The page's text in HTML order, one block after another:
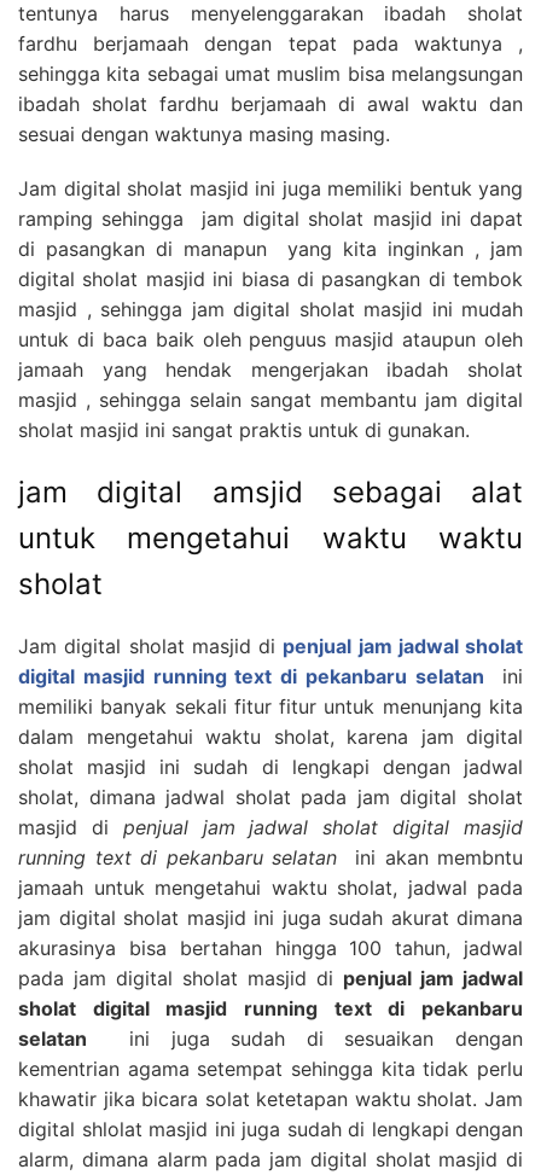
tentunya harus menyelenggarakan ibadah sholat
fardhu berjamaah dengan tepat pada waktunya ,
sehingga kita sebagai umat muslim bisa melangsungan
ibadah sholat fardhu berjamaah di awal waktu dan
sesuai dengan waktunya masing masing.
Jam digital sholat masjid ini juga memiliki bentuk yang
ramping sehingga jam digital sholat masjid ini dapat
di pasangkan di manapun yang kita inginkan , jam
digital sholat masjid ini biasa di pasangkan di tembok
masjid , sehingga jam digital sholat masjid ini mudah
untuk di baca baik oleh penguus masjid ataupun oleh
jamaah yang hendak mengerjakan ibadah sholat
masjid , sehingga selain sangat membantu jam digital
sholat masjid ini sangat praktis untuk di gunakan.
jam digital amsjid sebagai alat
untuk mengetahui waktu waktu
sholat
Jam digital sholat masjid di penjual jam jadwal sholat
digital masjid running text di pekanbaru selatan
ini
memiliki banyak sekali fitur fitur untuk menunjang kita
dalam mengetahui waktu sholat, karena jam digital
sholat masjid ini sudah di lengkapi dengan jadwal
sholat, dimana jadwal sholat pada jam digital sholat
masjid di penjual jam jadwal sholat digital masjid
running text di pekanbaru selatan ini akan membntu
jamaah untuk mengetahui waktu sholat, jadwal pada
jam digital sholat masjid ini juga sudah akurat dimana
akurasinya bisa bertahan hingga 100 tahun, jadwal
pada jam digital sholat masjid di penjual jam jadwal
sholat digital masjid running text di pekanbaru
selatan ini juga sudah di sesuaikan dengan
kementrian agama setempat sehingga kita tidak perlu
khawatir jika bicara solat ketetapan waktu sholat. Jam
digital shlolat masjid ini juga sudah di lengkapi dengan
alarm, dimana alarm pada jam digital sholat masjid di